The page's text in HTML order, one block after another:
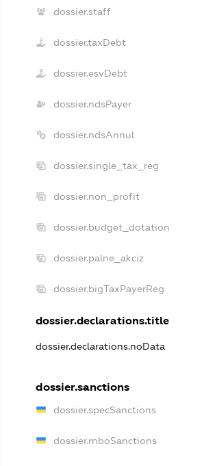
dossier.staff
dossier.taxDebt
dossier.esvDebt
dossier.ndsPayer
dossier.ndsAnnul
dossier.single_tax_reg
dossier.non_profit
dossier.budget_dotation
dossier.palne_akciz
dossier.bigTaxPayerReg
dossier.declarations.title
dossier.declarations.noData
dossier.sanctions
dossier.specSanctions
dossier.rnboSanctions